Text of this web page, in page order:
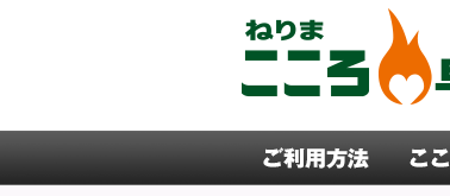
コンテンツへ移動